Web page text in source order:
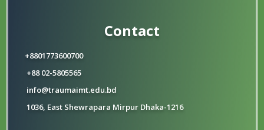
Contact
+8801773600700
+88 02-5805565
info@traumaimt.edu.bd
1036, East Shewrapara Mirpur Dhaka-1216